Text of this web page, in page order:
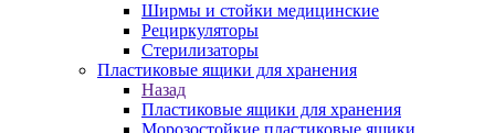
Ширмы и стойки медицинские
Рециркуляторы
Стерилизаторы
Пластиковые ящики для хранения
Назад
Пластиковые ящики для хранения
Морозостойкие пластиковые ящики